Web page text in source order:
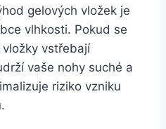
gelových vložek je
vlhkosti. Pokud se
vstřebají⁣
vaše nohy suché a
riziko vzniku